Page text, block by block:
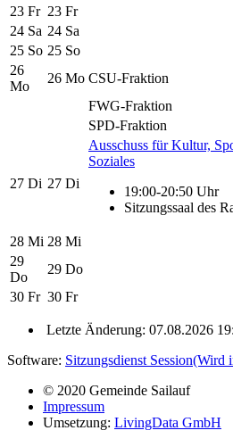
23 Fr 23 Fr
24 Sa 24 Sa
25 So 25 So
26
Mo
26 Mo CSU-Fraktion
FWG-Fraktion
SPD-Fraktion
27 Di 27 Di
Ausschuss für Kultur,
Soziales
19:00-20:50 Uhr
Sitzungssaal des
28 Mi 28 Mi
29
Do
29 Do
30 Fr 30 Fr
Letzte Änderung: 07.08.2026
Software: Sitzungsdienst Session(Wird
© 2020 Gemeinde Sailauf
Impressum
Umsetzung: LivingData GmbH